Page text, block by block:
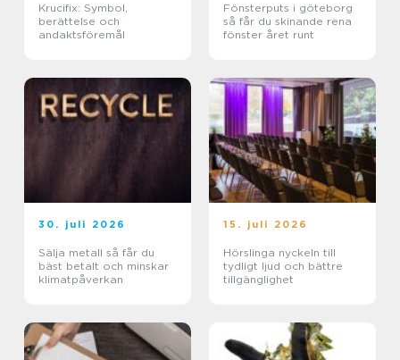
Krucifix: Symbol,
berättelse och
andaktsföremål
Fönsterputs i göteborg
så får du skinande rena
fönster året runt
30. juli 2026
Sälja metall så får du
bäst betalt och minskar
klimatpåverkan
15. juli 2026
Hörslinga nyckeln till
tydligt ljud och bättre
tillgänglighet